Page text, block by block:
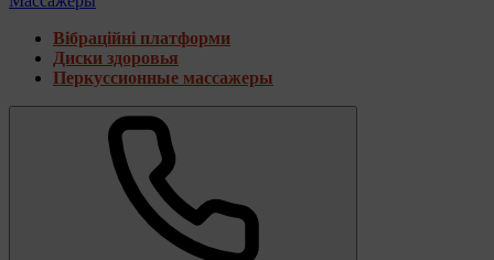
Вібраційні платформи
Диски здоровья
Перкуссионные массажеры